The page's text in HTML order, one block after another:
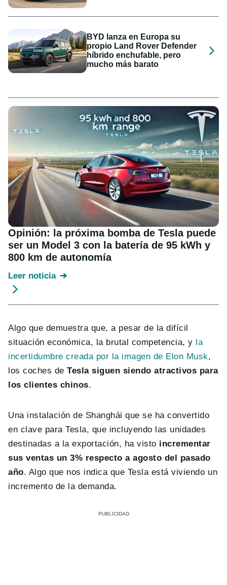
BYD lanza en Europa su
propio Land Rover Defender
híbrido enchufable, pero
mucho más barato
Opinión: la próxima bomba de Tesla puede
ser un Model 3 con la batería de 95 kWh y
800 km de autonomía
Leer noticia
Algo que demuestra que, a pesar de la difícil
situación económica, la brutal competencia, y la
incertidumbre creada por la imagen de Elon Musk,
los coches deTesla siguen siendo atractivos para
los clientes chinos.
Una instalación de Shanghái que se ha convertido
en clave para Tesla, que incluyendo las unidades
destinadas a la exportación, ha visto incrementar
sus ventas un 3% respecto a agosto del pasado
año. Algo que nos indica que Tesla está viviendo un
incremento de la demanda.